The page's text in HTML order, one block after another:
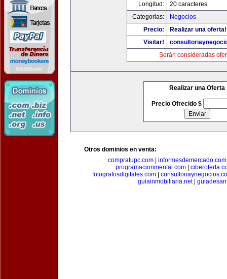
Longitud:
20 caracteres
Categorias:
Negocios
Precio:
Realizar una oferta!
Visitar!
Serán consideradas
Realizar una Oferta
Precio Ofrecido $
Otros dominios en venta:
compratupc.com
informesdemercado.com
programacionmental.com|
fotografosdigitales.com
guiainmobiliaria.net|